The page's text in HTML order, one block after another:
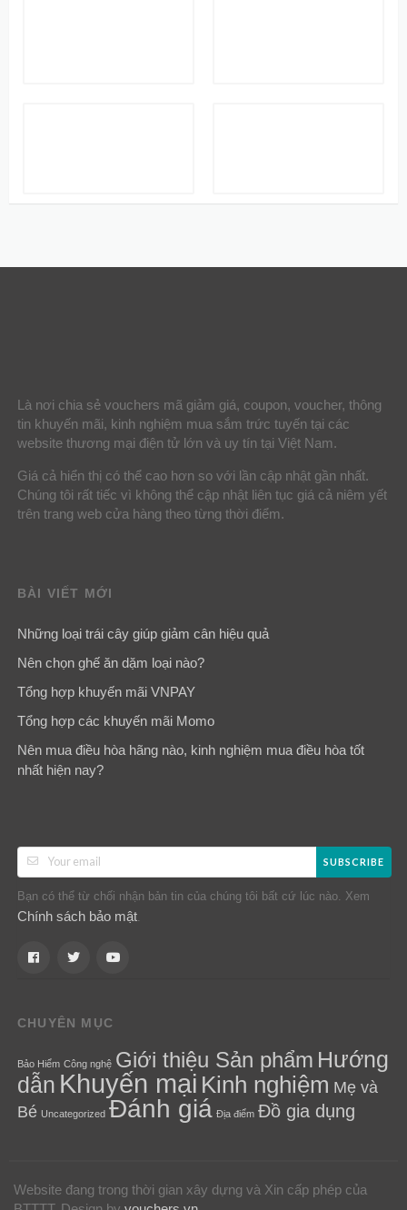
Là nơi chia sẻ vouchers mã giảm giá, coupon, voucher, thông
tin khuyến mãi, kinh nghiệm mua sắm trức tuyến tại các
website thương mại điện tử lớn và uy tín tại Việt Nam.
Giá cả hiển thị có thể cao hơn so với lần cập nhật gần nhất.
Chúng tôi rất tiếc vì không thể cập nhật liên tục giá cả niêm yết
trên trang web cửa hàng theo từng thời điểm.
BÀI VIẾT MỚI
Những loại trái cây giúp giảm cân hiệu quả
Nên chọn ghế ăn dặm loại nào?
Tổng hợp khuyến mãi VNPAY
Tổng hợp các khuyến mãi Momo
Nên mua điều hòa hãng nào, kinh nghiệm mua điều hòa tốt
nhất hiện nay?
SUBSCRIBE
Bạn có thể từ chối nhận bản tin của chúng tôi bất cứ lúc nào. Xem
Chính sách bảo mật
CHUYÊN MỤC
Bảo Hiểm Công nghệ Giới thiệu Sản phẩm Hướng
dẫn Khuyến mại Kinh nghiệm Mẹ và
Bé Uncategorized Đánh giá Địa điểm Đồ gia dụng
Website đang trong thời gian xây dựng và Xin cấp phép của